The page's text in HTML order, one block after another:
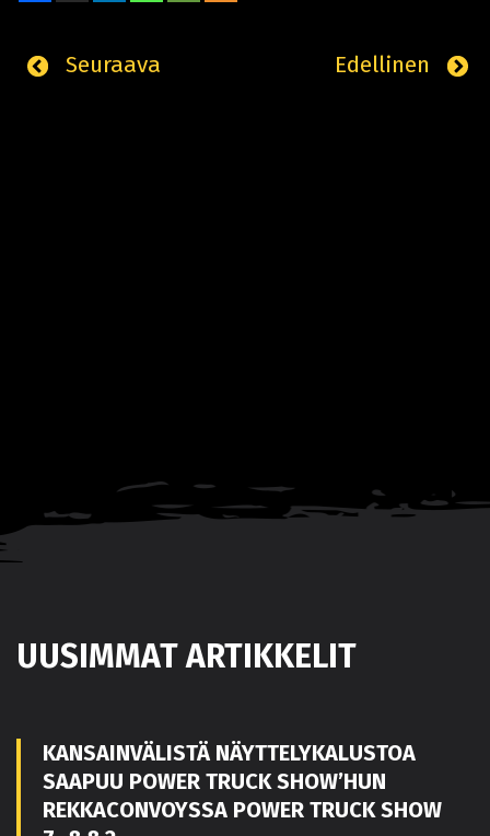
Edellinen
Seuraava
UUSIMMAT ARTIKKELIT
KANSAINVÄLISTÄ NÄYTTELYKALUSTOA
SAAPUU POWER TRUCK SHOW’HUN
REKKACONVOYSSA POWER TRUCK SHOW